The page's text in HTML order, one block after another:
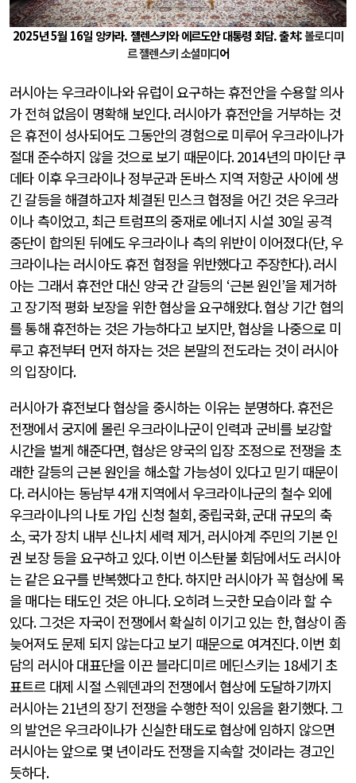
2025년 5월 16일 앙카라. 젤렌스키와 에르도안 대통령 회담. 출처:볼로디미
르 젤렌스키 소셜미디어
러시아는 우크라이나와 유럽이 요구하는 휴전안을 수용할 의사
가 전혀 없음이 명확해 보인다.러시아가 휴전안을 거부하는 것
은 휴전이 성사되어도 그동안의 경험으로 미루어 우크라이나가
절대 준수하지 않을 것으로 보기 때문이다. 2014년의 마이단 쿠
데타 이후 우크라이나 정부군과 돈바스 지역 저항군 사이에 생
긴 갈등을 해결하고자 체결된 민스크 협정을 어긴 것은 우크라
이나 측이었고, 최근 트럼프의 중재로 에너지 시설 30일 공격
중단이 합의된 뒤에도 우크라이나 측의 위반이 이어졌다(단, 우
크라이나는 러시아도 휴전 협정을 위반했다고 주장한다).러시
아는 그래서 휴전안 대신 양국 간 갈등의 ‘근본 원인’을 제거하
고 장기적 평화 보장을 위한 협상을 요구해왔다.협상 기간 협의
를 통해 휴전하는 것은 가능하다고 보지만,협상을 나중으로 미
루고 휴전부터 먼저 하자는 것은 본말의 전도라는 것이 러시아
의 입장이다.
러시아가 휴전보다 협상을 중시하는 이유는 분명하다.휴전은
전쟁에서 궁지에 몰린 우크라이나군이 인력과 군비를 보강할
시간을 벌게 해준다면,협상은 양국의 입장 조정으로 전쟁을 초
래한 갈등의 근본 원인을 해소할 가능성이 있다고 믿기 때문이
다.러시아는 동남부4개 지역에서 우크라이나군의 철수 외에
우크라이나의 나토 가입 신청 철회,중립국화,군대 규모의 축
소, 국가 장치 내부 신나치 세력 제거, 러시아계 주민의 기본 인
권 보장 등을 요구하고 있다.이번 이스탄불 회담에서도 러시아
는 같은 요구를 반복했다고 한다.하지만 러시아가 꼭 협상에 목
을 매다는 태도인 것은 아니다.오히려 느긋한 모습이라 할 수
있다.그것은 자국이 전쟁에서 확실히 이기고 있는 한,협상이 좀
늦어져도 문제 되지 않는다고 보기 때문으로 여겨진다.이번 회
담의 러시아 대표단을 이끈 블라디미르 메딘스키는 18세기 초
표트르 대제 시절 스웨덴과의 전쟁에서 협상에 도달하기까지
러시아는21년의 장기 전쟁을 수행한 적이 있음을 환기했다.그
의 발언은 우크라이나가 신실한 태도로 협상에 임하지 않으면
러시아는 앞으로 몇 년이라도 전쟁을 지속할 것이라는 경고인
듯하다.